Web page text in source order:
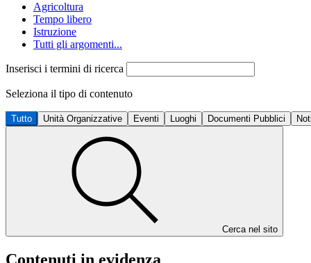
Agricoltura
Tempo libero
Istruzione
Tutti gli argomenti...
Inserisci i termini di ricerca
Seleziona il tipo di contenuto
Tutto Unità Organizzative Eventi Luoghi Documenti Pubblici
Cerca nel sito